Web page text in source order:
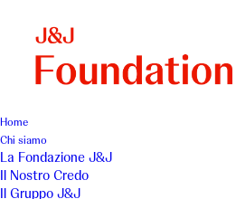
Home
Chi siamo
La Fondazione J&J
Il Nostro Credo
Il Gruppo J&J